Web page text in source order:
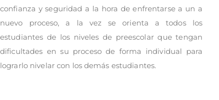
confianza y seguridad a la hora de enfrentarse a un a
nuevo proceso, a la vez se orienta a todos los
estudiantes de los niveles de preescolar que tengan
dificultades en su proceso de forma individual para
lograrlo nivelar con los demás estudiantes.